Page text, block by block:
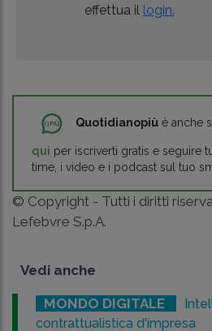
effettua il login.
Quotidianopiù è anche
qui per iscriverti gratis e seguire
time, i video e i podcast sul tuo
© Copyright - Tutti i diritti
Lefebvre S.p.A.
Vedi anche
MONDO DIGITALE
contrattualistica d'impresa